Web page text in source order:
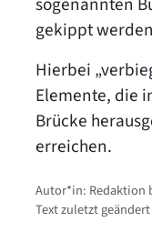
gekippt
Hierbei
Elemente, die
Brücke
erreichen.
Autor*in: Redaktion
Text zuletzt